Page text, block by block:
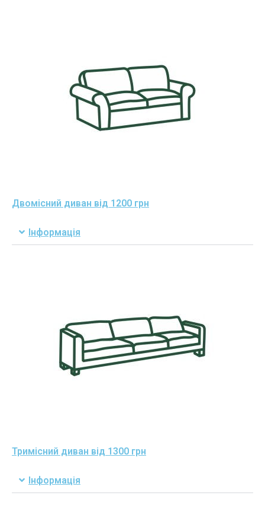
Двомісний диван від 1200 грн
Інформація
Тримісний диван від 1300 грн
Інформація